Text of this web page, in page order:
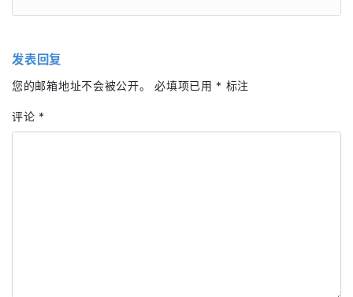
发表回复
您的邮箱地址不会被公开。 必填项已用 * 标注
评论 *